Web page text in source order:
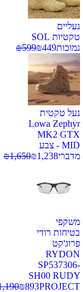
נעליים
טקטיות SOL
נמוכות
₪449
₪599
נעל טקטית
Lowa Zephyr
MK2 GTX
MID - צבע
מדברי
₪1,238
₪1,650
משקפי
בטיחות רודי
פרוג'קט
RYDON
SP537306-
SH00 RUDY
PROJECT
₪893